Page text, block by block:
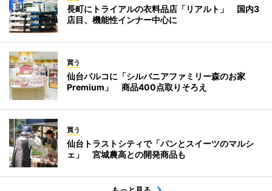
長町にトライアルの衣料品店「リアルト」 国内3
店目、機能性インナー中心に
買う
仙台パルコに「シルバニアファミリー森のお家
Premium」 商品400点取りそろえ
買う
仙台トラストシティで「パンとスイーツのマルシ
ェ」 宮城農高との開発商品も